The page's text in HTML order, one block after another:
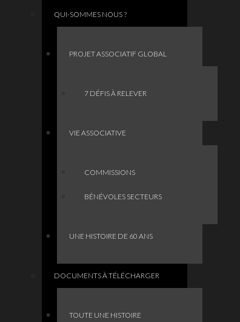
QUI-SOMMES NOUS ?
PROJET ASSOCIATIF GLOBAL
7 DÉFIS À RELEVER
VIE ASSOCIATIVE
COMMISSIONS
BÉNÉVOLES SECTEURS
UNE HISTOIRE DE 60 ANS
DOCUMENTS À TÉLÉCHARGER
TOUTE UNE HISTOIRE